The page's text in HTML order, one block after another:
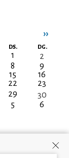
››
DS. DG.
1
2
8
9
15
16
22
23
29
30
5 6